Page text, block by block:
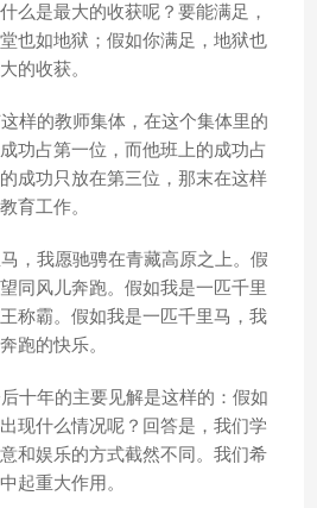
么是最大的收获呢？要能满足，
也如地狱；假如你满足，地狱也
的收获。
样的教师集体，在这个集体里的
功占第一位，而他班上的成功占
成功只放在第三位，那末在这样
育工作。
，我愿驰骋在青藏高原之上。假
同风儿奔跑。假如我是一匹千里
称霸。假如我是一匹千里马，我
跑的快乐。
十年的主要见解是这样的：假如
现什么情况呢？回答是，我们学
和娱乐的方式截然不同。我们希
起重大作用。